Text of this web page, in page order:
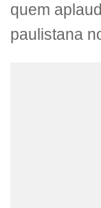
quem
paulistana